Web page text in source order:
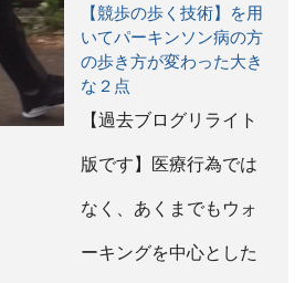
【競歩の歩く技術】を用
いてパーキンソン病の方
の歩き方が変わった大き
な２点
【過去ブログリライト
版です】医療行為では
なく、あくまでもウォ
ーキングを中心とした